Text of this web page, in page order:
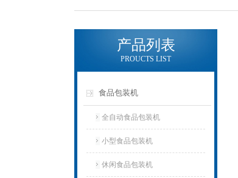
产品列表
PROUCTS LIST
食品包装机
全自动食品包装机
小型食品包装机
休闲食品包装机